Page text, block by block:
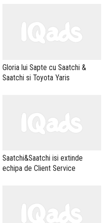
Gloria lui Sapte cu Saatchi &
Saatchi si Toyota Yaris
Saatchi&Saatchi isi extinde
echipa de Client Service